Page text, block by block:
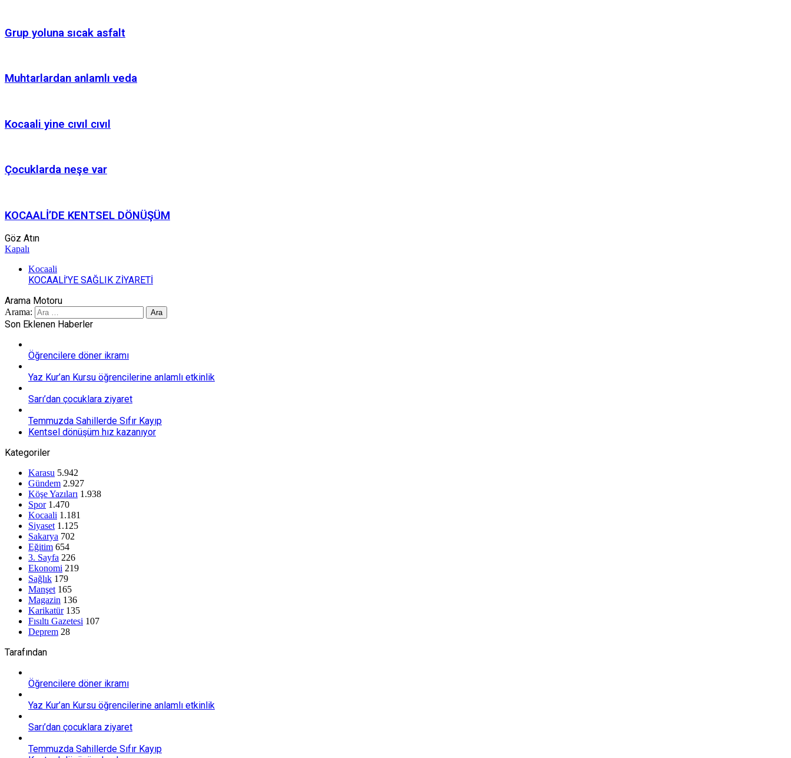
Grup yoluna sıcak asfalt
Muhtarlardan anlamlı veda
Kocaali yine cıvıl cıvıl
Çocuklarda neşe var
KOCAALİ’DE KENTSEL DÖNÜŞÜM
Göz Atın
Kapalı
Kocaali
KOCAALİ’YE SAĞLIK ZİYARETİ
Arama Motoru
Arama:
Son Eklenen Haberler
Öğrencilere döner ikramı
Yaz Kur’an Kursu öğrencilerine anlamlı etkinlik
Sarı’dan çocuklara ziyaret
Temmuzda Sahillerde Sıfır Kayıp
Kentsel dönüşüm hız kazanıyor
Kategoriler
Karasu 5.942
Gündem 2.927
Köşe Yazıları 1.938
Spor 1.470
Kocaali 1.181
Siyaset 1.125
Sakarya 702
Eğitim 654
3. Sayfa 226
Ekonomi 219
Sağlık 179
Manşet 165
Magazin 136
Karikatür 135
Fısıltı Gazetesi 107
Deprem 28
Tarafından
Öğrencilere döner ikramı
Yaz Kur’an Kursu öğrencilerine anlamlı etkinlik
Sarı’dan çocuklara ziyaret
Temmuzda Sahillerde Sıfır Kayıp